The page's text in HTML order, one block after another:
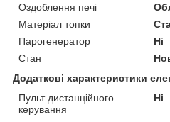
Оздоблення печі
Матеріал топки
Парогенератор
Ні
Стан
Додаткові характеристики
Пульт дистанційного
керування
Ні